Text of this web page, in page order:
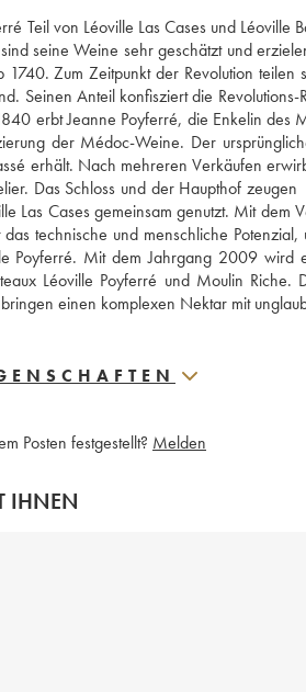
Teil von Léoville Las Cases und
seine Weine sehr geschätzt und
1740. Zum Zeitpunkt der Revolution
Seinen Anteil konfisziert die
erbt Jeanne Poyferré, die Enkelin
der Médoc-Weine. Der
erhält. Nach mehreren Verkäufen
Das Schloss und der Haupthof
Las Cases gemeinsam genutzt. Mit
technische und menschliche
Poyferré. Mit dem Jahrgang 2009
Léoville Poyferré und Moulin
einen komplexen Nektar mit
Posten festgestellt? Melden
IHNEN